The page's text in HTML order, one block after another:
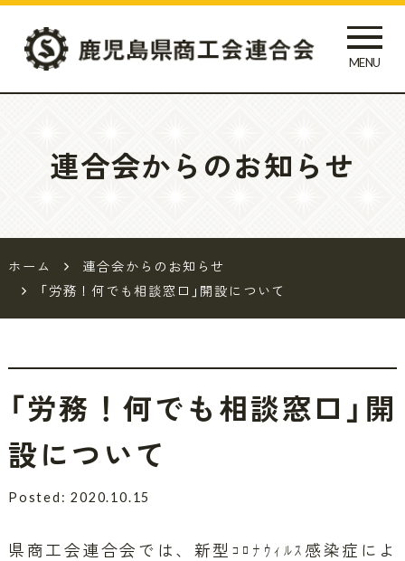
商工会連
MENU
連合会からのお知らせ
ホーム
連合会からのお知らせ
「労務！何でも相談窓口」開設について
「労務！何でも相談窓口」開
設について
Posted: 2020.10.15
県商工会連合会では、新型ｺﾛﾅｳｨﾙｽ感染症によ